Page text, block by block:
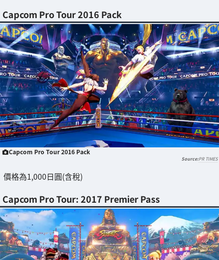
Capcom Pro Tour 2016 Pack
Capcom Pro Tour 2016 Pack
PR TIMES
價格為1,000日圓(含稅)
Capcom Pro Tour: 2017 Premier Pass